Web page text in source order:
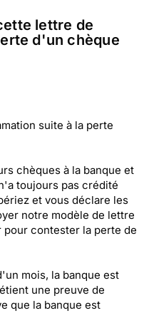
lettre de
d'un chèque
suite à la perte
chèques à la banque et
toujours pas crédité
et vous déclare les
notre modèle de lettre
contester la perte de
mois, la banque est
une preuve de
que la banque est